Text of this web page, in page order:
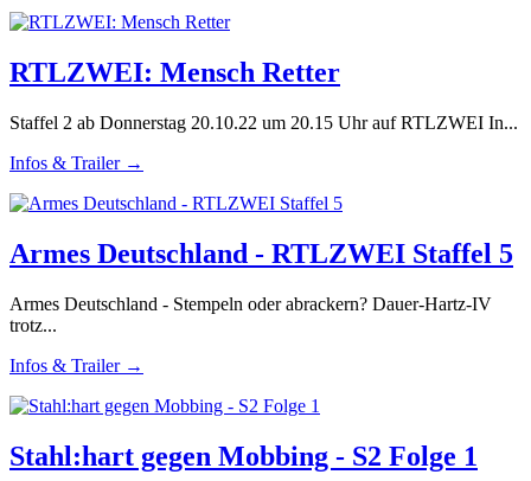
RTLZWEI: Mensch Retter
Staffel 2 ab Donnerstag 20.10.22 um 20.15 Uhr auf RTLZWEI In...
Infos & Trailer →
Armes Deutschland - RTLZWEI Staffel 5
Armes Deutschland - Stempeln oder abrackern? Dauer-Hartz-IV
trotz...
Infos & Trailer →
Stahl:hart gegen Mobbing - S2 Folge 1